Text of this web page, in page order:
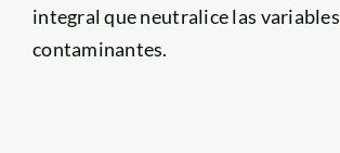
integral que neutralice las variables
contaminantes.